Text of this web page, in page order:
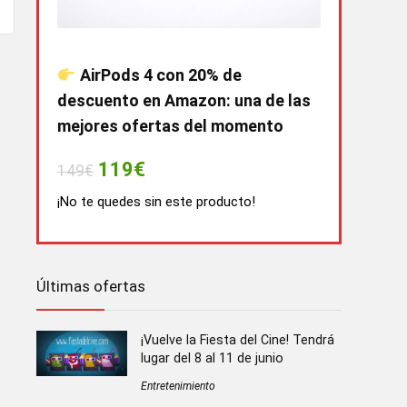
AirPods 4 con 20% de
descuento en Amazon: una de las
mejores ofertas del momento
149€ 119€
¡No te quedes sin este producto!
Últimas ofertas
¡Vuelve la Fiesta del Cine! Tendrá
lugar del 8 al 11 de junio
Entretenimiento